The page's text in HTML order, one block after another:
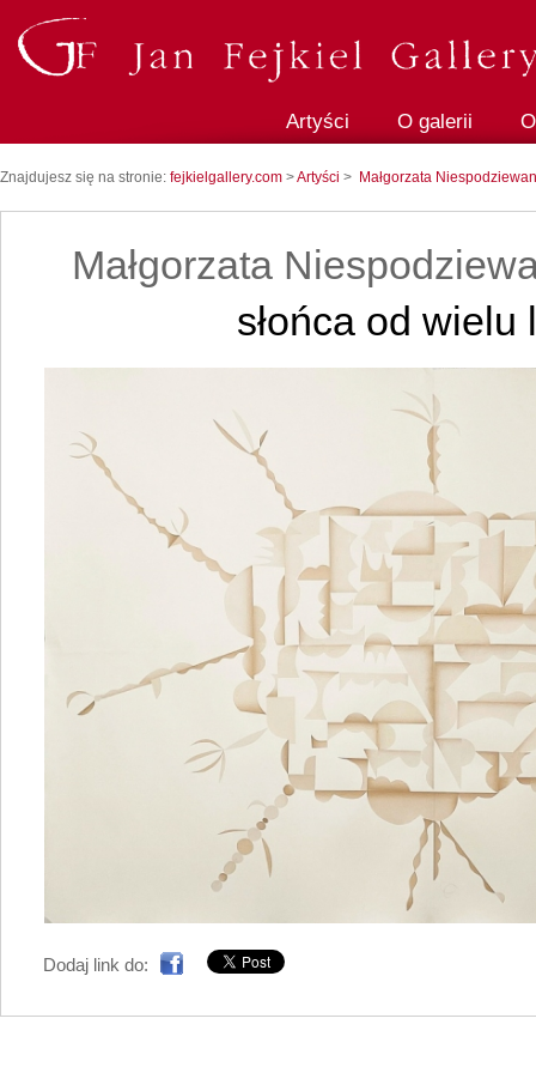
Artyści O galerii
Znajdujesz się na stronie: fejkielgallery.com >Artyści > Małgorzata
Małgorzata
słońca od wielu
Dodaj link do: